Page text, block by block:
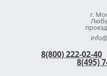
г.
8(800) 222-02-40
8(495)